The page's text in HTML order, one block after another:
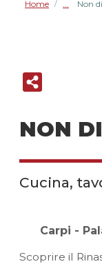
Home / Non
NON
Cucina,
Carpi -
Scoprire il